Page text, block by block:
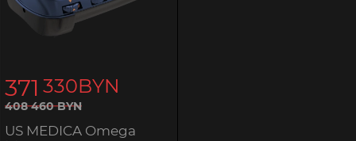
371 330BYN
408 460BYN
US MEDICA Omega